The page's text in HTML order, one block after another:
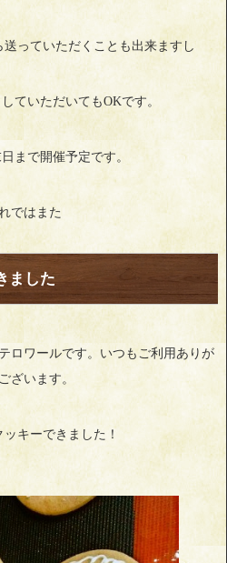
っていただくことも出来ますし
ていただいてもOKです。
まで開催予定です。
ではまた
ました
ロワールです。いつもご利用ありが
ざいます。
キーできました！